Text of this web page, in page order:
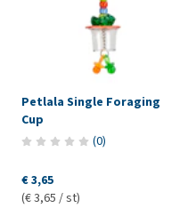
Petlala Single Foraging
Cup
(0)
€ 3,65
(€ 3,65 / st)